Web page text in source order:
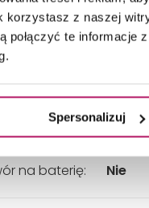
z naszej
te informacje
Spersonalizuj
- Szerokość: 1200
- Wysokość:
Kolor: Biały
na baterię: Nie